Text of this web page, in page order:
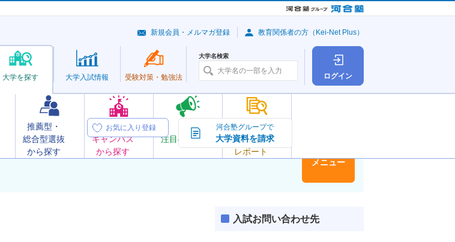
ログイン
大学を探す
推薦型・
総合型選抜
から探す
オープン
キャンパス
から探す
注目の大学
大学の今
トピック＆
レポート
大学入試情報 受験対策・ 勉強法
大学名検索
新規会員・メルマガ登録 教育関係者の方（Kei-Net Plus）
お気に入り登録 河合塾グループで
大学資料を請求
メニュー
入試お問い合わせ先